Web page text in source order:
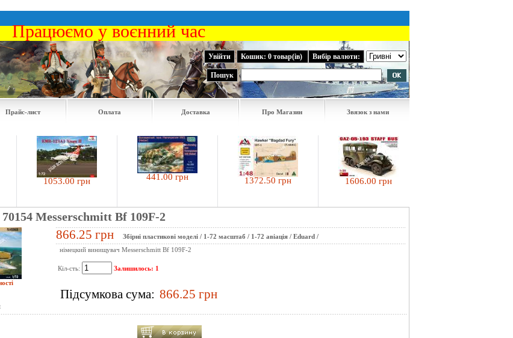
Працюємо у воєнний час
Увійти Кошик: 0 товар(ів) Вибір валюти:
Пошук
Прайс-лист Оплата Доставка Про Магазин Звязок з нами
1053.00 грн 441.00 грн 1372.50 грн
1606.00 грн
Messerschmitt Bf 109F-2
866.25 грн Збірні пластикові моделі / 1-72 масштаб / 1-72 авіація / Eduard /
німецкий винищувач Messerschmitt Bf 109F-2
Кіл-сть: Залишилось: 1
Підсумкова сума: